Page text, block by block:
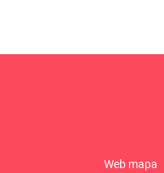
Web mapa